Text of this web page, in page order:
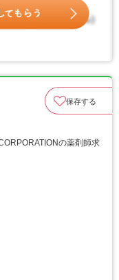
保存する
の薬剤師求